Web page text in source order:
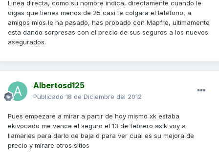
Linea directa, como su nombre indica, directamente cuando le
digas que tienes menos de 25 casi te colgara el telefono, a
amigos mios le ha pasado, has probado con Mapfre, ultimamente
esta dando sorpresas con el precio de sus seguros a los nuevos
asegurados.
Albertosd125
Publicado 18 de Diciembre del 2012
Pues empezare a mirar a partir de hoy mismo xk estaba
ekivocado me vence el seguro el 13 de febrero asik voy a
llamarles para darlo de baja o para ver cual es su mejora de
precio y mirare otros sitios